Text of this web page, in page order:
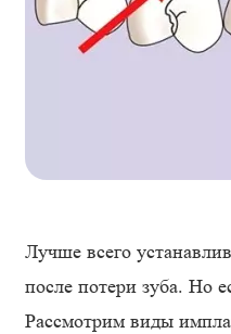
Лучше всего
после потери зуба. Но
Рассмотрим виды